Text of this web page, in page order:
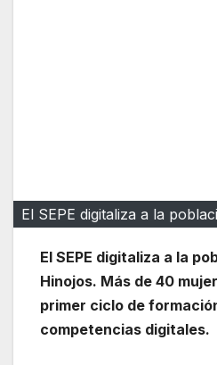
El SEPE digitaliza a la
El SEPE digitaliza a la
Hinojos. Más de 40
primer ciclo de
competencias digitales.